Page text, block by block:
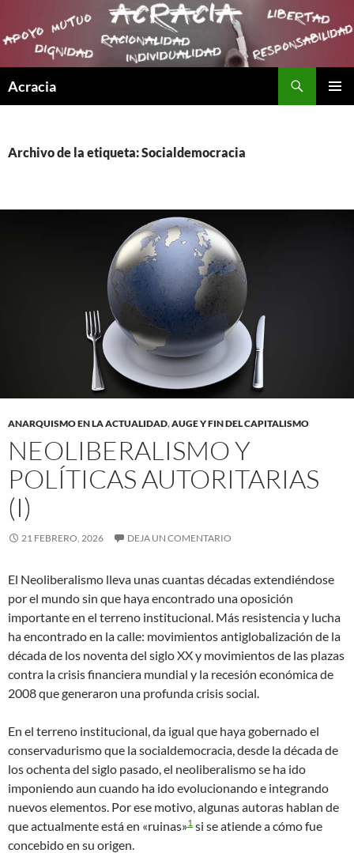
Acracia
Archivo de la etiqueta: Socialdemocracia
ANARQUISMO EN LA ACTUALIDAD,AUGE Y FIN DEL CAPITALISMO
NEOLIBERALISMO Y
POLÍTICAS AUTORITARIAS
(I)
21 FEBRERO, 2026 DEJA UN COMENTARIO
El Neoliberalismo lleva unas cuantas décadas extendiéndose
por el mundo sin que haya encontrado una oposición
importante en el terreno institucional. Más resistencia y lucha
ha encontrado en la calle: movimientos antiglobalización de la
década de los noventa del siglo XX y movimientos de las plazas
contra la crisis financiera mundial y la recesión económica de
2008 que generaron una profunda crisis social.
En el terreno institucional, da igual que haya gobernado el
conservadurismo que la socialdemocracia, desde la década de
los ochenta del siglo pasado, el neoliberalismo se ha ido
imponiendo aun cuando ha ido evolucionando e integrando
nuevos elementos. Por ese motivo, algunas autoras hablan de
que actualmente está en «ruinas»1 si se atiende a cómo fue
concebido en su origen.